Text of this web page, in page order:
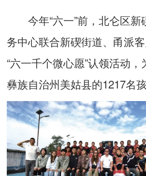
今年“六一”前，北仑区新
务中心联合新碶街道、甬派
“六一千个微心愿”认领活动
彝族自治州美姑县的1217名孩